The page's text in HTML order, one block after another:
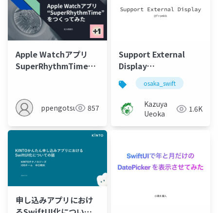
Apple Watchアプリ
SuperRhythmTimeを
ppengotsu 857
Support External
Display
#osaka_swift
osaka_swift
Kazuya
Ueoka
1.6K
申し込みアプリにおけ